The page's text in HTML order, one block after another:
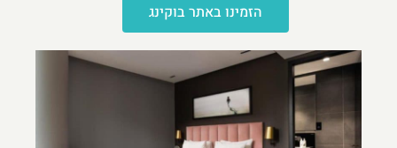
הזמינו באתר בוקינג